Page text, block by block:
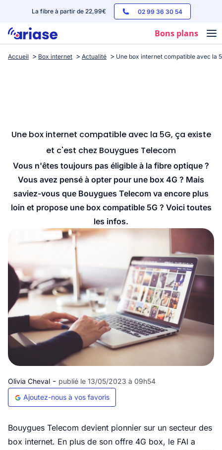
La fibre à partir de 22,99€ 02 99 36 30 54
Bons plans
Box internet
Streaming
Accueil Box internet Actualité Une box internet compatible avec la
Une box internet compatible avec la 5G, ça existe
et c'est chez Bouygues Telecom
Vous n'êtes toujours pas éligible à la fibre optique ?
Vous avez pensé à opter pour une box 4G ? Mais
saviez-vous que Bouygues Telecom va encore plus
loin et propose une box compatible 5G ? Voici toutes
les infos.
Olivia Cheval - publié le 13/05/2023 à 09h54
Ajoutez-nous à vos favoris
Bouygues Telecom devient pionnier sur un secteur des
box internet. En plus de son offre 4G box, le FAI a